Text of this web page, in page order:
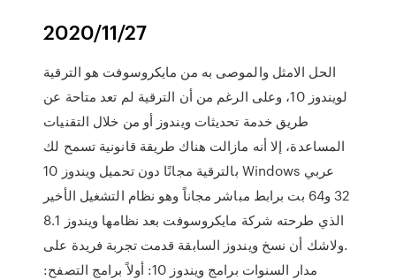
2020/11/27
الحل الامثل والموصى به من مايكروسوفت هو الترقية
لويندوز 10، وعلى الرغم من أن الترقية لم تعد متاحة عن
طريق خدمة تحديثات ويندوز أو من خلال التقنيات
المساعدة، إلا أنه مازالت هناك طريقة قانونية تسمح لك
بالترقية مجانًا دون تحميل ويندوز 10 Windows عربي
32 و64 بت برابط مباشر مجاناً وهو نظام التشغيل الأخير
الذي طرحته شركة مايكروسوفت بعد نظامها ويندوز 8.1
.ولاشك أن نسخ ويندوز السابقة قدمت تجربة فريدة على
مدار السنوات برامج ويندوز 10: أولاً برامج التصفح: